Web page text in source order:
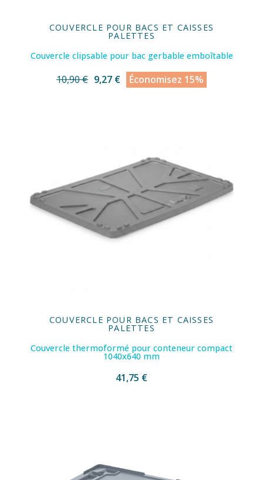
COUVERCLE POUR BACS ET CAISSES
PALETTES
Couvercle clipsable pour bac gerbable emboîtable
10,90 € 9,27 € Économisez 15%
COUVERCLE POUR BACS ET CAISSES
PALETTES
Couvercle thermoformé pour conteneur compact
1040x640 mm
41,75 €